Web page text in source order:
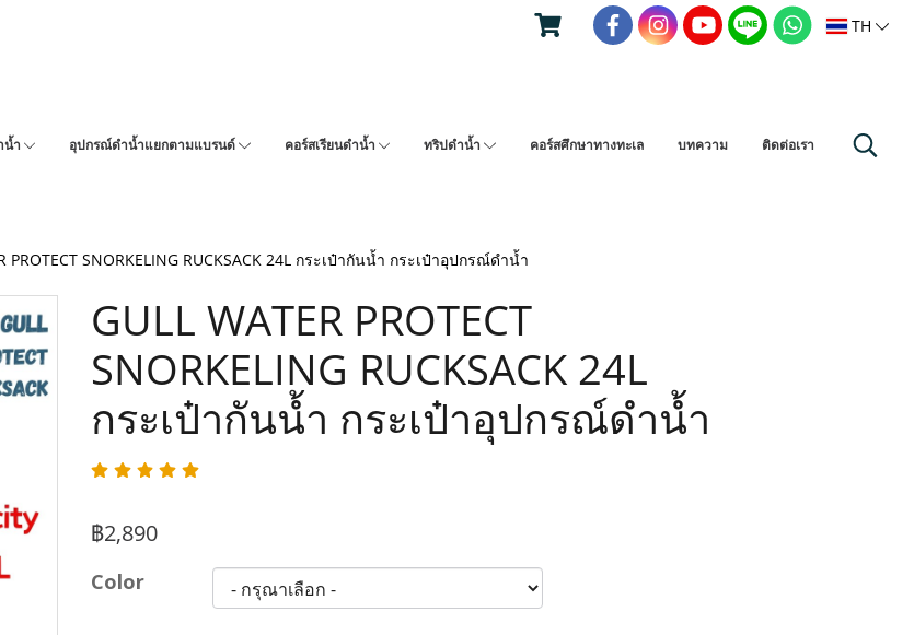
TH
น้ำ อุปกรณ์ดำน้ำแยกตามแบรนด์ คอร์สเรียนดำน้ำ ทริปดำน้ำ คอร์สศึกษาทางทะเล บทความ ติดต่อเรา
PROTECT SNORKELING RUCKSACK 24L กระเป๋ากันน้ำ กระเป๋าอุปกรณ์ดำน้ำ
GULL WATER PROTECT
SNORKELING RUCKSACK 24L
กระเป๋ากันน้ำ กระเป๋าอุปกรณ์ดำน้ำ
฿2,890
Color